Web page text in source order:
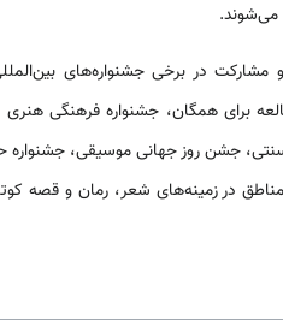
می‌­شوند.
مشارکت در برخی جشنواره­‌های
برای همگان، جشنواره فرهنگی
جشن روز جهانی موسیقی، جشنواره
در زمینه‌­های شعر، رمان و قصه